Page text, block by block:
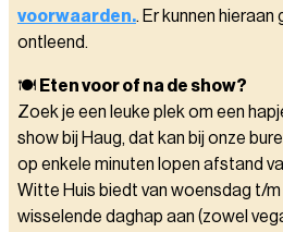
voorwaarden.. Er kunnen
ontleend.
🍽️ Eten voor of na de show?
Zoek je een leuke plek om een
show bij Haug, dat kan bij onze
op enkele minuten lopen afstand
Witte Huis biedt van woensdag t/
wisselende daghap aan (zowel